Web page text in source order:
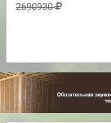
2690930